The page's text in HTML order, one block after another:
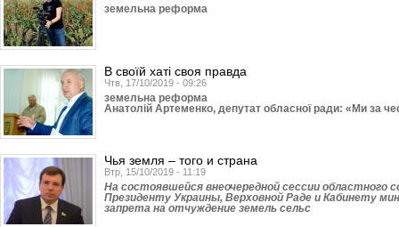
земельна реформа
В своїй хаті своя правда
Чтв, 17/10/2019 - 09:26
земельна реформа
Анатолій Артеменко, депутат обласної ради: «Ми за
Чья земля – того и страна
Втр, 15/10/2019 - 11:19
На состоявшейся внеочередной сессии областного
Президенту Украины, Верховной Раде и Кабинету
запрета на отчуждение земель сельс